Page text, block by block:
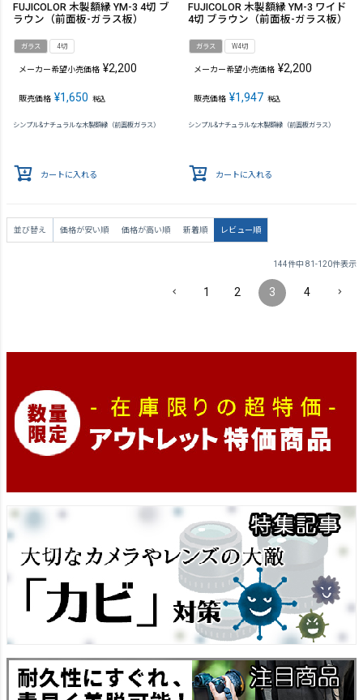
FUJICOLOR 木製額縁 YM-3 4切 ブ
ラウン（前面板-ガラス板）
ガラス 4切
メーカー希望小売価格 ¥2,200
販売価格 ¥1,650 税込
シンプル&ナチュラルな木製額縁（前面板ガラス）
カートに入れる
FUJICOLOR 木製額縁 YM-3 ワイド
4切 ブラウン（前面板-ガラス板）
ガラス W4切
メーカー希望小売価格 ¥2,200
販売価格 ¥1,947 税込
シンプル&ナチュラルな木製額縁（前面板ガラス）
カートに入れる
並び替え 価格が安い順 価格が高い順 新着順 レビュー順
144件中 81 -120件表示
1 2 3 4